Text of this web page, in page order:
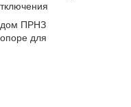
ПРНЗ
для